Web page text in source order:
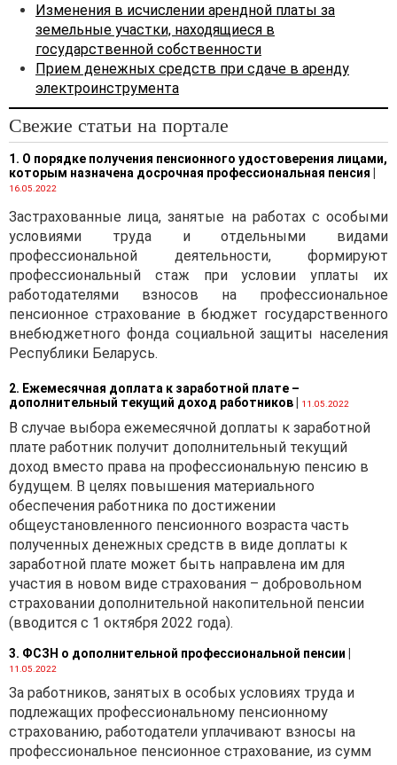
Расходы
В соответствии с п. 2
доходов и расходов,
утвержденной
постановлением
Республики Беларусь от
30.09.2011 № 102
, для целей
данной Инструкции
затраты — это стоимость
ресурсов, приобретенных
и (или) потребленных
организацией в процессе
признаются активами
организации, если от них
организация предполагает
получение экономических
выгод в будущих периодах,
или расходами отчетного
периода, если от них
организация не
предполагает получение
экономических выгод в
будущих периодах.
С некоторым сомнением
предположим, что плата за
право заключения договора
является расходами
отчетного периода. Но
поскольку земельный
участок предоставляется
Изменения в исчислении арендной платы за
земельные участки, находящиеся в
государственной собственности
Прием денежных средств при сдаче в аренду
электроинструмента
Свежие статьи на портале
1. О порядке получения пенсионного удостоверения лицами,
которым назначена досрочная профессиональная пенсия
16.05.2022
Застрахованные лица, занятые на работах с особыми
условиями труда и отдельными видами
профессиональной деятельности, формируют
профессиональный стаж при условии уплаты их
работодателями взносов на профессиональное
пенсионное страхование в бюджет государственного
внебюджетного фонда социальной защиты населения
Республики Беларусь.
2. Ежемесячная доплата к заработной плате –
дополнительный текущий доход работников
11.05.2022
В случае выбора ежемесячной доплаты к заработной
плате работник получит дополнительный текущий
доход вместо права на профессиональную пенсию в
будущем. В целях повышения материального
обеспечения работника по достижении
общеустановленного пенсионного возраста часть
полученных денежных средств в виде доплаты к
заработной плате может быть направлена им для
участия в новом виде страхования – добровольном
страховании дополнительной накопительной пенсии
(вводится с 1 октября 2022 года).
3. ФСЗН о дополнительной профессиональной пенсии
11.05.2022
За работников, занятых в особых условиях труда и
подлежащих профессиональному пенсионному
страхованию, работодатели уплачивают взносы на
профессиональное пенсионное страхование, из сумм